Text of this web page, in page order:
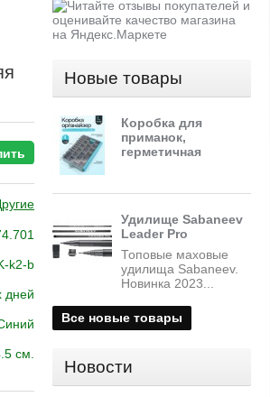
k2-b
дней
см.
Новые товары
Коробка для
приманок,
герметичная
Удилище Sabaneev
Leader Pro
Топовые маховые
удилища Sabaneev.
Новинка 2023...
Все новые товары
Новости